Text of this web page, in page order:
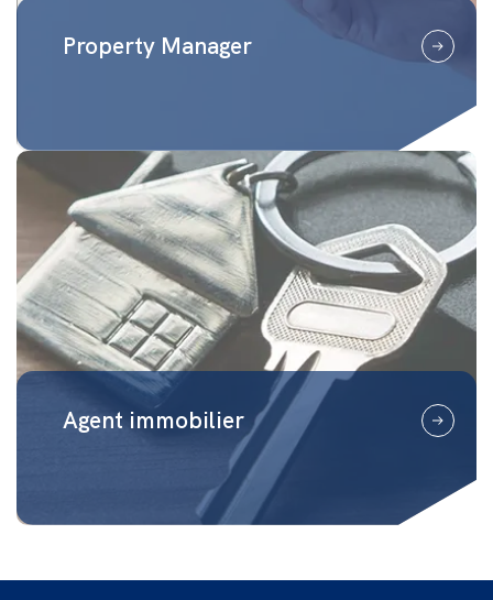
Property Manager
Agent immobilier